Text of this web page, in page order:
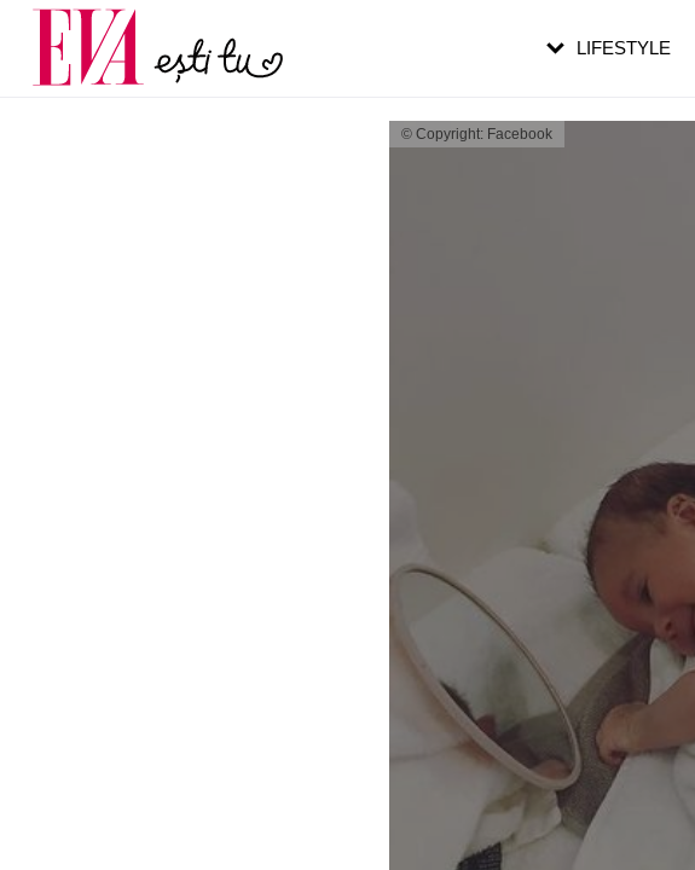
© Copyright: Facebook
LIFESTYLE
Carieră
Actualitate
discret pe care multe femei îl ignoră